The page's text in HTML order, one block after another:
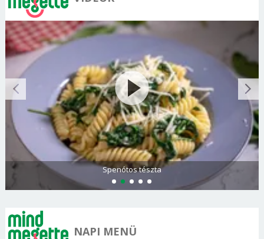
Olasz és görög paradicsomsaláta
NAPI MENÜ